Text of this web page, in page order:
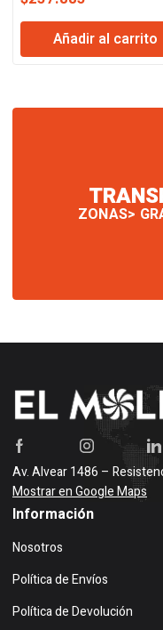
Añadir al carrito
ZONAS>
Av. Alvear 1486 –
Mostrar en Google Maps
Información
Nosotros
Política de Envíos
Política de Devolución